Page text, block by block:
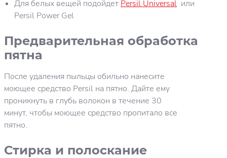
Для белых вещей подойдет Persil Universal или
Persil Power Gel
Предварительная обработка
пятна
После удаления пыльцы обильно нанесите
моющее средство Persil на пятно. Дайте ему
проникнуть в глубь волокон в течение 30
минут, чтобы моющее средство пропитало все
пятно.
Стирка и полоскание